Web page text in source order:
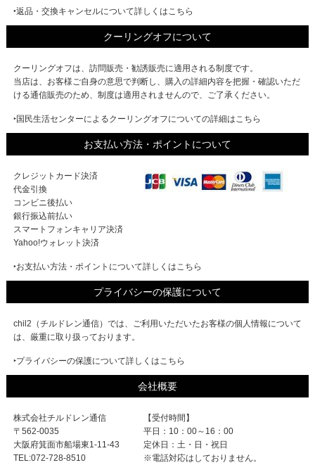
‣返品・交換キャンセルについて詳しくはこちら
クーリングオフについて
クーリングオフは、訪問販売・勧誘販売に適用される制度です。
当店は、お客様ご自身の意思で判断し、購入の詳細内容を把握・確認いただ
ける通信販売のため、制度は適用されませんので、ご了承ください。
‣国民生活センターによるクーリングオフについての詳細はこちら
お支払い方法・ポイントについて
クレジットカード決済
代金引換
コンビニ後払い
銀行振込前払い
スマートフォンキャリア決済
Yahoo!ウォレット決済
‣お支払い方法・ポイントについて詳しくはこちら
プライバシーの保護について
chil2（チルドレン通信）では、ご利用いただいたお客様の個人情報について
は、厳重に取り扱っております。
‣プライバシーの保護について詳しくはこちら
会社概要
株式会社チルドレン通信
〒562-0035
大阪府箕面市船場東1-11-43
TEL:072-728-8510
【受付時間】
平日：10：00～16：00
定休日：土・日・祝日
※電話対応はしておりません。